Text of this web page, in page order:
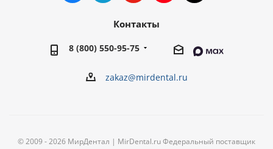
Контакты
8 (800) 550-95-75
zakaz@mirdental.ru
© 2009 - 2026 МирДентал | MirDental.ru Федеральный поставщик